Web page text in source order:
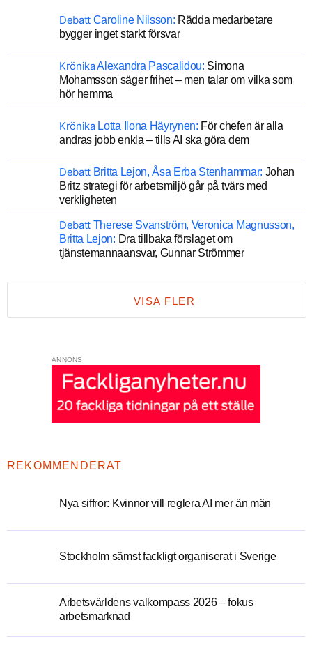
Debatt Caroline Nilsson: Rädda medarbetare
bygger inget starkt försvar
KrönikaAlexandra Pascalidou: Simona
Mohamsson säger frihet – men talar om vilka som
hör hemma
Krönika Lotta Ilona Häyrynen: För chefen är alla
andras jobb enkla – tills AI ska göra dem
Debatt Britta Lejon, Åsa Erba Stenhammar: Johan
Britz strategi för arbetsmiljö går på tvärs med
verkligheten
Debatt Therese Svanström, Veronica Magnusson,
Britta Lejon: Dra tillbaka förslaget om
tjänstemannaansvar, Gunnar Strömmer
VISA FLER
ANNONS
REKOMMENDERAT
Nya siffror: Kvinnor vill reglera AI mer än män
Stockholm sämst fackligt organiserat i Sverige
Arbetsvärldens valkompass 2026 – fokus
arbetsmarknad